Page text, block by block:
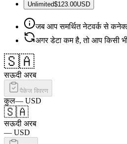
Unlimited$123.00USD
जब आप समर्थित नेटवर्क से
अगर डेटा कम है, तो आप किसी
🇸🇦
सऊदी अरब
पैकेज विवरण
कुल— USD
🇸🇦
सऊदी अरब
— USD